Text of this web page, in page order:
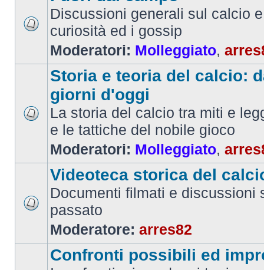
Discussioni generali sul calcio
curiosità ed i gossip
Moderatori: Molleggiato,
Storia e teoria del calcio:
giorni d'oggi
La storia del calcio tra miti e
e le tattiche del nobile gioco
Moderatori: Molleggiato,
Videoteca storica del
Documenti filmati e discussioni
passato
Moderatore: arres82
Confronti possibili ed